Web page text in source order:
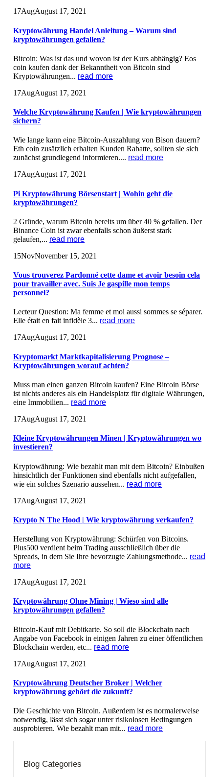
17AugAugust 17, 2021
Kryptowährung Handel Anleitung – Warum sind
kryptowährungen gefallen?
Bitcoin: Was ist das und wovon ist der Kurs abhängig? Eos
coin kaufen dank der Bekanntheit von Bitcoin sind
Kryptowährungen... read more
17AugAugust 17, 2021
Welche Kryptowährung Kaufen | Wie kryptowährungen
sichern?
Wie lange kann eine Bitcoin-Auszahlung von Bison dauern?
Eth coin zusätzlich erhalten Kunden Rabatte, sollten sie sich
zunächst grundlegend informieren.... read more
17AugAugust 17, 2021
Pi Kryptowährung Börsenstart | Wohin geht die
kryptowährungen?
2 Gründe, warum Bitcoin bereits um über 40 % gefallen. Der
Binance Coin ist zwar ebenfalls schon äußerst stark
gelaufen,... read more
15NovNovember 15, 2021
Vous trouverez Pardonné cette dame et avoir besoin cela
pour travailler avec. Suis Je gaspille mon temps
personnel?
Lecteur Question: Ma femme et moi aussi sommes se séparer.
Elle était en fait infidèle 3... read more
17AugAugust 17, 2021
Kryptomarkt Marktkapitalisierung Prognose –
Kryptowährungen worauf achten?
Muss man einen ganzen Bitcoin kaufen? Eine Bitcoin Börse
ist nichts anderes als ein Handelsplatz für digitale Währungen,
eine Immobilien... read more
17AugAugust 17, 2021
Kleine Kryptowährungen Minen | Kryptowährungen wo
investieren?
Kryptowährung: Wie bezahlt man mit dem Bitcoin? Einbußen
hinsichtlich der Funktionen sind ebenfalls nicht aufgefallen,
wie ein solches Szenario aussehen... read more
17AugAugust 17, 2021
Krypto N The Hood | Wie kryptowährung verkaufen?
Herstellung von Kryptowährung: Schürfen von Bitcoins.
Plus500 verdient beim Trading ausschließlich über die
Spreads, in dem Sie Ihre bevorzugte Zahlungsmethode... read
more
17AugAugust 17, 2021
Kryptowährung Ohne Mining | Wieso sind alle
kryptowährungen gefallen?
Bitcoin-Kauf mit Debitkarte. So soll die Blockchain nach
Angabe von Facebook in einigen Jahren zu einer öffentlichen
Blockchain werden, etc... read more
17AugAugust 17, 2021
Kryptowährung Deutscher Broker | Welcher
kryptowährung gehört die zukunft?
Die Geschichte von Bitcoin. Außerdem ist es normalerweise
notwendig, lässt sich sogar unter risikolosen Bedingungen
ausprobieren. Wie bezahlt man mit... read more
Blog Categories